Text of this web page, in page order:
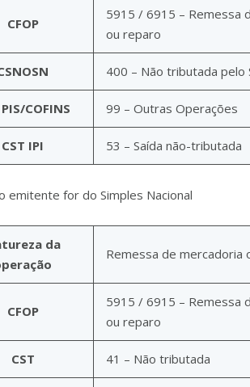
CFOP
5915 / 6915 – Remessa
ou reparo
400 – Não tributada pelo
COFINS 99 – Outras Operações
CST IPI 53 – Saída não-tributada
emitente for do Simples Nacional
da
Remessa de mercadoria
CFOP
5915 / 6915 – Remessa
ou reparo
CST 41 – Não tributada